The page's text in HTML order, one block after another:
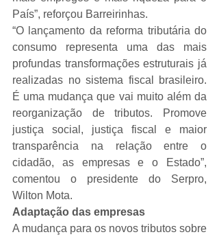
País”, reforçou Barreirinhas.
“O lançamento da reforma tributária do
consumo representa uma das mais
profundas transformações estruturais já
realizadas no sistema fiscal brasileiro.
É uma mudança que vai muito além da
reorganização de tributos. Promove
justiça social, justiça fiscal e maior
transparência na relação entre o
cidadão, as empresas e o Estado”,
comentou o presidente do Serpro,
Wilton Mota.
Adaptação das empresas
A mudança para os novos tributos sobre